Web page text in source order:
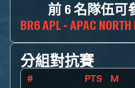
前 6 名隊伍可
BR6 APL - APAC NORTH
分組對抗賽
# PTS M